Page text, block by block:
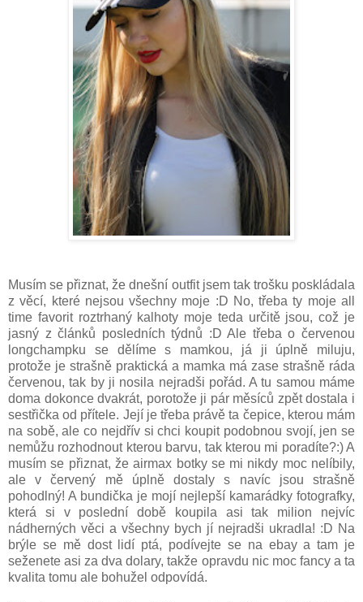
Musím se přiznat, že dnešní outfit jsem tak trošku poskládala
z věcí, které nejsou všechny moje :D No, třeba ty moje all
time favorit roztrhaný kalhoty moje teda určitě jsou, což je
jasný z článků posledních týdnů :D Ale třeba o červenou
longchampku se dělíme s mamkou, já ji úplně miluju,
protože je strašně praktická a mamka má zase strašně ráda
červenou, tak by ji nosila nejradši pořád. A tu samou máme
doma dokonce dvakrát, porotože ji pár měsíců zpět dostala i
sestřička od přítele. Její je třeba právě ta čepice, kterou mám
na sobě, ale co nejdřív si chci koupit podobnou svojí, jen se
nemůžu rozhodnout kterou barvu, tak kterou mi poradíte?:) A
musím se přiznat, že airmax botky se mi nikdy moc nelíbily,
ale v červený mě úplně dostaly s navíc jsou strašně
pohodlný! A bundička je mojí nejlepší kamarádky fotografky,
která si v poslední době koupila asi tak milion nejvíc
nádherných věci a všechny bych jí nejradši ukradla! :D Na
brýle se mě dost lidí ptá, podívejte se na ebay a tam je
seženete asi za dva dolary, takže opravdu nic moc fancy a ta
kvalita tomu ale bohužel odpovídá.